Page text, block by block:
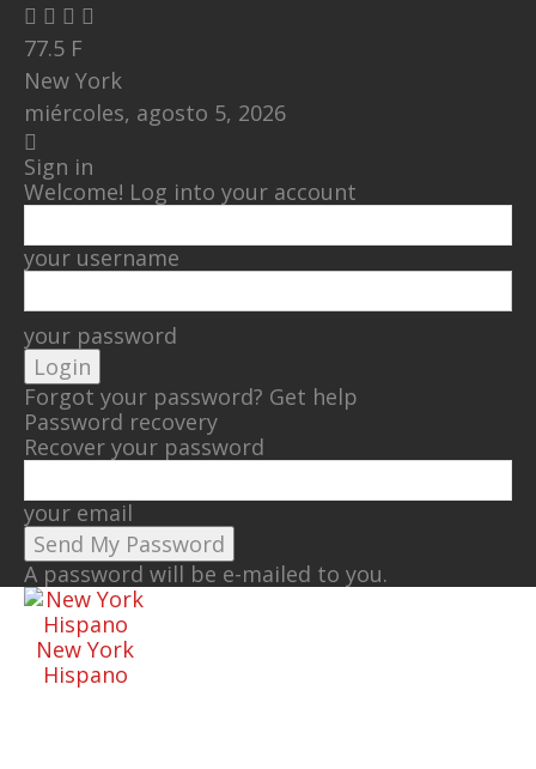
77.5 F
New York
miércoles, agosto 5, 2026
Sign in
Welcome! Log into your account
your username
your password
Forgot your password? Get help
Password recovery
Recover your password
your email
A password will be e-mailed to you.
New York
Hispano